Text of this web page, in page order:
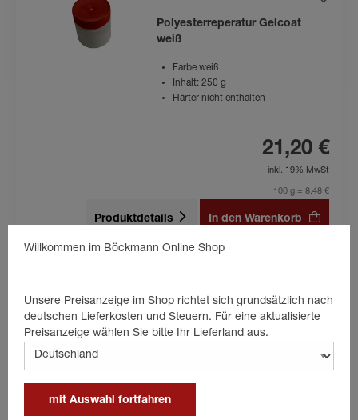
Polyesterreperatur Gelcoat
weiß
Farbe weiß
Inhalt: 250 g
Härter nicht enthalten
21,20 €
inkl. 19% MwSt
100 g = 8,48 €
Produktdetails In den Warenkorb
Polyesterreperatur Härter 20 ml.
Willkommen im Böckmann Online Shop
Unsere Preisanzeige im Shop richtet sich grundsätzlich nach
deutschen Lieferkosten und Steuern. Für eine aktualisierte
Preisanzeige wählen Sie bitte Ihr Lieferland aus.
mit Auswahl fortfahren